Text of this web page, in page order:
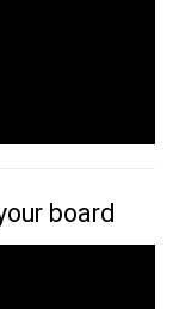
board